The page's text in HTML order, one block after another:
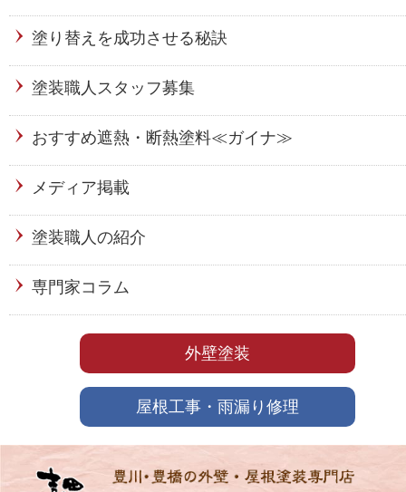
塗り替えを成功させる秘訣
塗装職人スタッフ募集
おすすめ遮熱・断熱塗料≪ガイナ≫
メディア掲載
塗装職人の紹介
専門家コラム
外壁塗装
屋根工事・雨漏り修理